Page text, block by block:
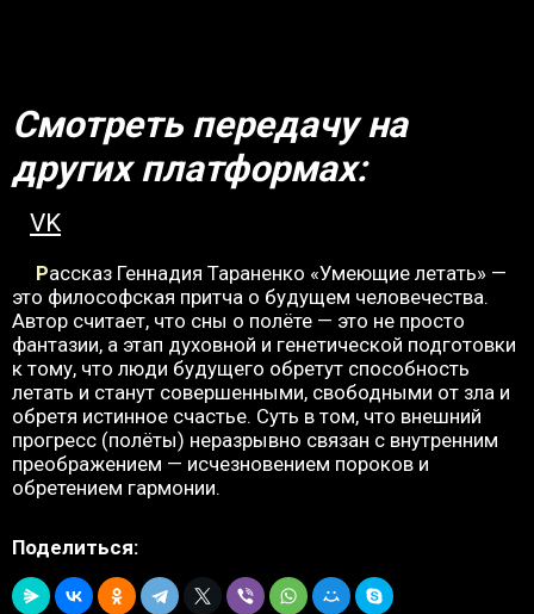
Смотреть передачу на
других платформах:
VK
Рассказ Геннадия Тараненко «Умеющие летать» —
это философская притча о будущем человечества.
Автор считает, что сны о полёте — это не просто
фантазии, а этап духовной и генетической подготовки
к тому, что люди будущего обретут способность
летать и станут совершенными, свободными от зла и
обретя истинное счастье. Суть в том, что внешний
прогресс (полёты) неразрывно связан с внутренним
преображением — исчезновением пороков и
обретением гармонии.
Поделиться: